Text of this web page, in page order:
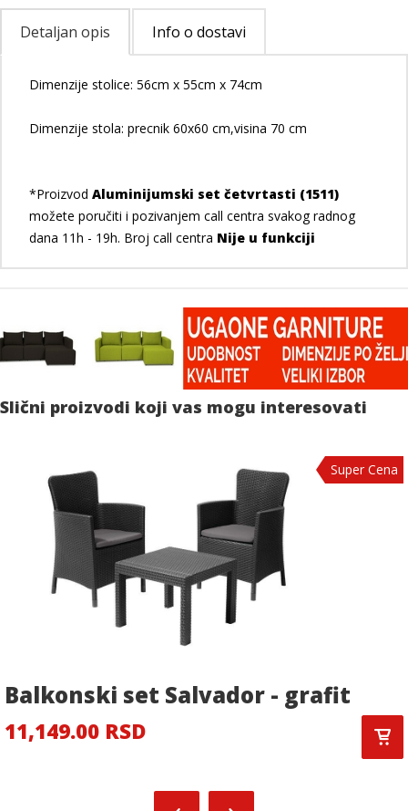
Detaljan opis Info o dostavi
Dimenzije stolice: 56cm x 55cm x 74cm
Dimenzije stola: precnik 60x60 cm,visina 70 cm
*Proizvod Aluminijumski set četvrtasti (1511)
možete poručiti i pozivanjem call centra svakog radnog
dana 11h - 19h. Broj call centra Nije u funkciji
Slični proizvodi koji vas mogu interesovati
Super Cena
Balkonski set Salvador - grafit
11,149.00 RSD